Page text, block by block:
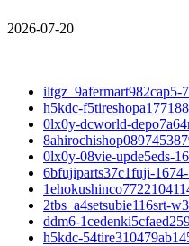
2026-07-20
iltgz_9afermart982cap5-
h5kdc-
0lx0y-dcworld-
0lx0y-08vie-upde5eds-
6bfujiparts37c1fuji-
2tbs_a4setsubie116srt-
ddm6-
h5kdc-